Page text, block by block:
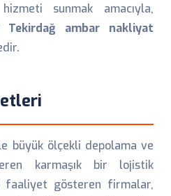
sunmak amacıyla,
Tekirdağ ambar nakliyat
büyük ölçekli depolama ve
karmaşık bir lojistik
faaliyet gösteren firmalar,